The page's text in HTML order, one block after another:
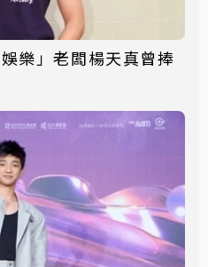
樂」老闆楊天真曾捧